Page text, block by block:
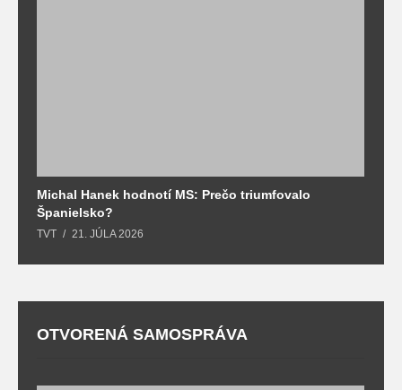
Michal Hanek hodnotí MS: Prečo triumfovalo
Španielsko?
TVT 21. JÚLA 2026
OTVORENÁ SAMOSPRÁVA